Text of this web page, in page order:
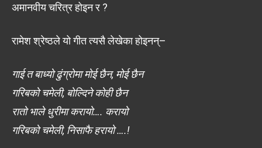
अमानवीय चरित्र होइन र ?
रामेश श्रेष्ठले यो गीत त्यसै लेखेका होइनन्–
गाई त बाध्यो ढुंग्रोमा मोई छैन, मोई छैन
गरिबको चमेली, बोल्दिने कोही छैन
रातो भाले धुरीमा करायो…. करायो
गरिबको चमेली, निसाफै हरायो ….!